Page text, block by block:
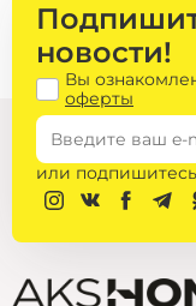
новости!
Вы
оферты
или